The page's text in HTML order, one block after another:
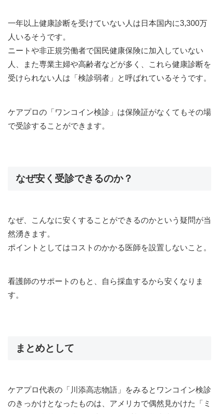
一年以上健康診断を受けていない人は日本国内に3,300万
人いるそうです。
ニートや非正規労働者で国民健康保険に加入していない
人、また専業主婦や高齢者などが多く、これら健康診断を
受けられない人は「検診弱者」と呼ばれているそうです。
ケアプロの「ワンコイン検診」は保険証がなくてもその場
で受診することができます。
なぜ安く受診できるのか？
なぜ、こんなに安くすることができるのかという疑問が当
然湧きます。
ポイントとしてはコストのかかる医師を設置しないこと。
看護師のサポートのもと、自ら採血するから安くなりま
す。
まとめとして
ケアプロ代表の「川添高志物語」をみるとワンコイン検診
のきっかけとなったものは、アメリカで偶然見かけた「ミ